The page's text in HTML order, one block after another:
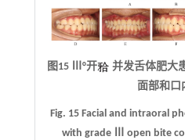
图15 Ⅲ°开
并发舌体肥大
面部和口
Fig. 15 Facial and intraoral
with grade Ⅲ open bite